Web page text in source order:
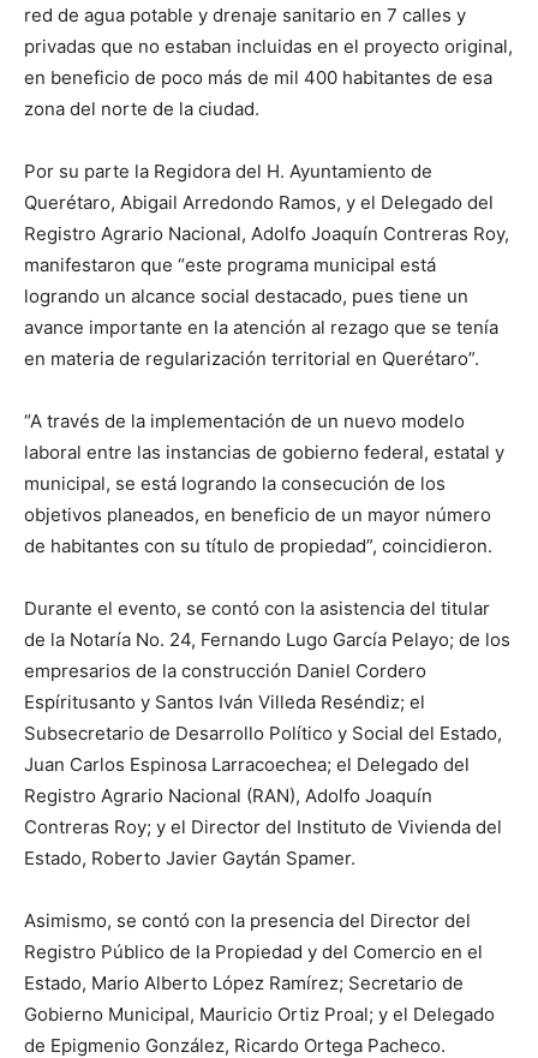
red de agua potable y drenaje sanitario en 7 calles y
privadas que no estaban incluidas en el proyecto original,
en beneficio de poco más de mil 400 habitantes de esa
zona del norte de la ciudad.
Por su parte la Regidora del H. Ayuntamiento de
Querétaro, Abigail Arredondo Ramos, y el Delegado del
Registro Agrario Nacional, Adolfo Joaquín Contreras Roy,
manifestaron que “este programa municipal está
logrando un alcance social destacado, pues tiene un
avance importante en la atención al rezago que se tenía
en materia de regularización territorial en Querétaro”.
“A través de la implementación de un nuevo modelo
laboral entre las instancias de gobierno federal, estatal y
municipal, se está logrando la consecución de los
objetivos planeados, en beneficio de un mayor número
de habitantes con su título de propiedad”, coincidieron.
Durante el evento, se contó con la asistencia del titular
de la Notaría No. 24, Fernando Lugo García Pelayo; de los
empresarios de la construcción Daniel Cordero
Espíritusanto y Santos Iván Villeda Reséndiz; el
Subsecretario de Desarrollo Político y Social del Estado,
Juan Carlos Espinosa Larracoechea; el Delegado del
Registro Agrario Nacional (RAN), Adolfo Joaquín
Contreras Roy; y el Director del Instituto de Vivienda del
Estado, Roberto Javier Gaytán Spamer.
Asimismo, se contó con la presencia del Director del
Registro Público de la Propiedad y del Comercio en el
Estado, Mario Alberto López Ramírez; Secretario de
Gobierno Municipal, Mauricio Ortiz Proal; y el Delegado
de Epigmenio González, Ricardo Ortega Pacheco.